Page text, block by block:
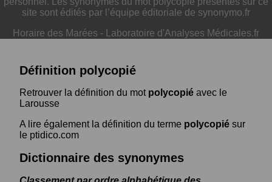
site sont édités par l’équipe éditoriale de synonymo.fr
Horaire des Marées - Laboratoire d'Analyses Médicales.fr
Définition polycopié
Retrouver la définition du mot polycopié avec le
Larousse
A lire également la définition du terme polycopié sur
le ptidico.com
Dictionnaire des synonymes